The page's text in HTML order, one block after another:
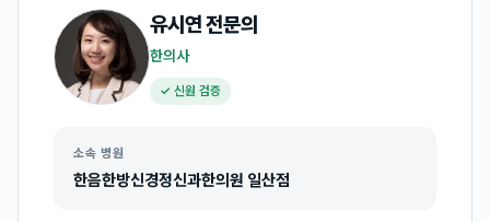
유시연전문의
한의사
✓ 신원 검증
소속 병원
한음한방신경정신과한의원 일산점